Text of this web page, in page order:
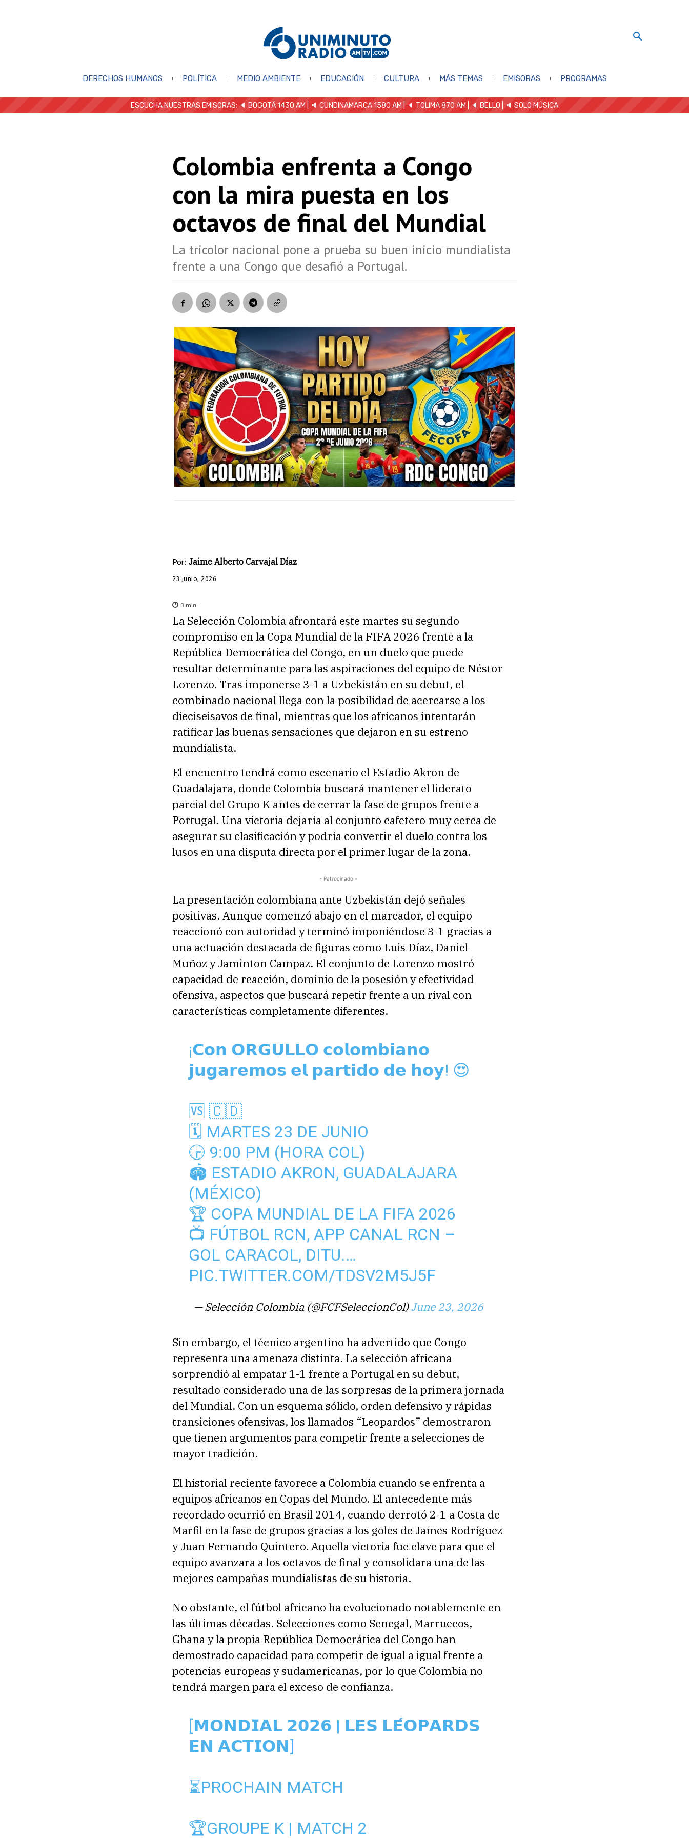
DERECHOS HUMANOS POLÍTICA MEDIO AMBIENTE EDUCACIÓN CULTURA MÁS TEMAS EMISORAS PROGRAMAS
ESCUCHA NUESTRAS EMISORAS: 🔈 BOGOTÁ 1430 AM | 🔈 CUNDINAMARCA 1580 AM | 🔈 TOLIMA 870 AM | 🔈 BELLO 🔈 SOLO MÚSICA
Colombia enfrenta a Congo
con la mira puesta en los
octavos de final del Mundial
La tricolor nacional pone a prueba su buen inicio mundialista
frente a una Congo que desafió a Portugal.
Por: Jaime Alberto Carvajal Díaz
23 junio, 2026
3 min.
La Selección Colombia afrontará este martes su segundo
compromiso en la Copa Mundial de la FIFA 2026 frente a la
República Democrática del Congo, en un duelo que puede
resultar determinante para las aspiraciones del equipo de Néstor
Lorenzo. Tras imponerse 3-1 a Uzbekistán en su debut, el
combinado nacional llega con la posibilidad de acercarse a los
dieciseisavos de final, mientras que los africanos intentarán
ratificar las buenas sensaciones que dejaron en su estreno
mundialista.
El encuentro tendrá como escenario el Estadio Akron de
Guadalajara, donde Colombia buscará mantener el liderato
parcial del Grupo K antes de cerrar la fase de grupos frente a
Portugal. Una victoria dejaría al conjunto cafetero muy cerca de
asegurar su clasificación y podría convertir el duelo contra los
lusos en una disputa directa por el primer lugar de la zona.
- Patrocinado -
La presentación colombiana ante Uzbekistán dejó señales
positivas. Aunque comenzó abajo en el marcador, el equipo
reaccionó con autoridad y terminó imponiéndose 3-1 gracias a
una actuación destacada de figuras como Luis Díaz, Daniel
Muñoz y Jaminton Campaz. El conjunto de Lorenzo mostró
capacidad de reacción, dominio de la posesión y efectividad
ofensiva, aspectos que buscará repetir frente a un rival con
características completamente diferentes.
¡𝗖𝗼𝗻 𝗢𝗥𝗚𝗨𝗟𝗟𝗢 𝗰𝗼𝗹𝗼𝗺𝗯𝗶𝗮𝗻𝗼
𝗷𝘂𝗴𝗮𝗿𝗲𝗺𝗼𝘀 𝗲𝗹 𝗽𝗮𝗿𝘁𝗶𝗱𝗼 𝗱𝗲 𝗵𝗼𝘆! 😍
🆚 🇨🇩
🗓 MARTES 23 DE JUNIO
🕞 9:00 PM (HORA COL)
🏟 ESTADIO AKRON, GUADALAJARA
(MÉXICO)
🏆 COPA MUNDIAL DE LA FIFA 2026
📺 FÚTBOL RCN, APP CANAL RCN –
GOL CARACOL, DITU.…
PIC.TWITTER.COM/TDSV2M5J5F
— Selección Colombia (@FCFSeleccionCol)June 23, 2026
Sin embargo, el técnico argentino ha advertido que Congo
representa una amenaza distinta. La selección africana
sorprendió al empatar 1-1 frente a Portugal en su debut,
resultado considerado una de las sorpresas de la primera jornada
del Mundial. Con un esquema sólido, orden defensivo y rápidas
transiciones ofensivas, los llamados “Leopardos” demostraron
que tienen argumentos para competir frente a selecciones de
mayor tradición.
El historial reciente favorece a Colombia cuando se enfrenta a
equipos africanos en Copas del Mundo. El antecedente más
recordado ocurrió en Brasil 2014, cuando derrotó 2-1 a Costa de
Marfil en la fase de grupos gracias a los goles de James Rodríguez
y Juan Fernando Quintero. Aquella victoria fue clave para que el
equipo avanzara a los octavos de final y consolidara una de las
mejores campañas mundialistas de su historia.
No obstante, el fútbol africano ha evolucionado notablemente en
las últimas décadas. Selecciones como Senegal, Marruecos,
Ghana y la propia República Democrática del Congo han
demostrado capacidad para competir de igual a igual frente a
potencias europeas y sudamericanas, por lo que Colombia no
tendrá margen para el exceso de confianza.
[𝗠𝗢𝗡𝗗𝗜𝗔𝗟 𝟮𝟬𝟮𝟲 | 𝗟𝗘𝗦 𝗟𝗘́𝗢𝗣𝗔𝗥𝗗𝗦
𝗘𝗡 𝗔𝗖𝗧𝗜𝗢𝗡]
⏳️PROCHAIN MATCH
🏆GROUPE K | MATCH 2